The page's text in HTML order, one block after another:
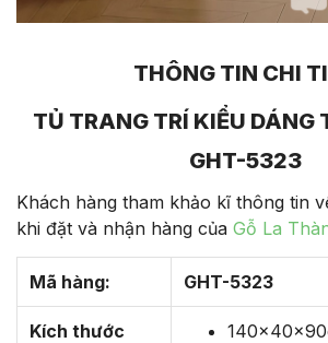
THÔNG TIN CHI
TỦ TRANG TRÍ KIỂU DÁNG
GHT-5323
Khách hàng tham khảo kĩ thông tin
khi đặt và nhận hàng của Gỗ La
Mã hàng: GHT-5323
Kích thước